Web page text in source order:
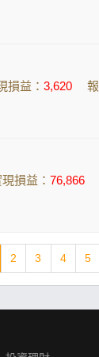
損益： 3,620
損益： 76,866
2 3 4 5